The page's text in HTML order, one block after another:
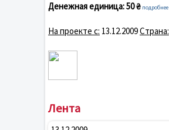
Денежная единица:50 ₴ подробнее
На проекте с: 13.12.2009Страна:
Лента